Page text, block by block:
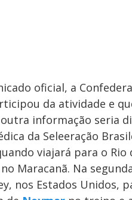
oficial, a
da atividade e
informação seria
da Seleeração
viajará para o
Maracanã. Na
nos Estados Unidos,